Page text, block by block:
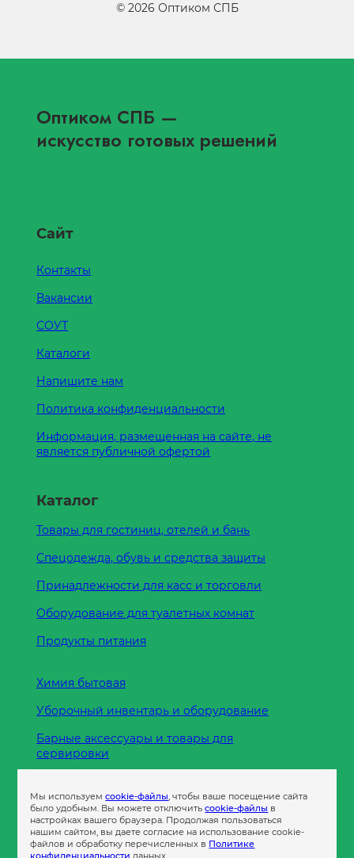
© 2026 Оптиком СПБ
Оптиком СПБ —
искусство готовых решений
Сайт
Контакты
Вакансии
СОУТ
Каталоги
Напишите нам
Политика конфиденциальности
Информация, размещенная на сайте, не
является публичной офертой
Каталог
Товары для гостиниц, отелей и бань
Спецодежда, обувь и средства защиты
Принадлежности для касс и торговли
Оборудование для туалетных комнат
Продукты питания
Химия бытовая
Уборочный инвентарь и оборудование
Барные аксессуары и товары для
сервировки
Пленка
Пакеты и сумки
Мы используемcookie-файлы, чтобы ваше посещение сайта
было удобным. Вы можете отключитьcookie-файлы в
настройках вашего браузера. Продолжая пользоваться
нашим сайтом, вы даете согласие на использование cookie-
файлов и обработку перечисленных в Политике
конфиденциальности данных.